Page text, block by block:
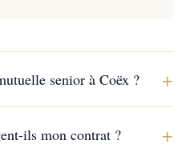
senior à Coëx ? +
ils mon contrat ? +